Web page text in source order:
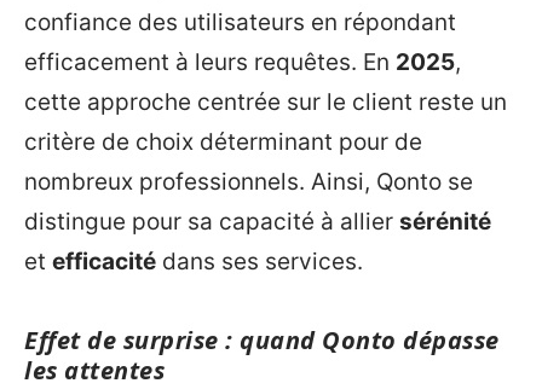
confiance des utilisateurs en répondant
efficacement à leurs requêtes. En 2025,
cette approche centrée sur le client reste un
critère de choix déterminant pour de
nombreux professionnels. Ainsi, Qonto se
distingue pour sa capacité à allier sérénité
et efficacité dans ses services.
Effet de surprise : quand Qonto dépasse
les attentes